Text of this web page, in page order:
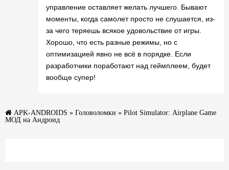
управление оставляет желать лучшего. Бывают
моменты, когда самолет просто не слушается, из-
за чего теряешь всякое удовольствие от игры.
Хорошо, что есть разные режимы, но с
оптимизацией явно не всё в порядке. Если
разработчики поработают над геймплеем, будет
вообще супер!
APK-ANDROIDS » Головоломки » Pilot Simulator: Airplane Game
МОД на Андроид